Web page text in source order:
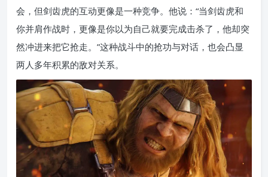
会，但剑齿虎的互动更像是一种竞争。他说：“当剑齿虎和
你并肩作战时，更像是你以为自己就要完成击杀了，他却突
然冲进来把它抢走。”这种战斗中的抢功与对话，也会凸显
两人多年积累的敌对关系。